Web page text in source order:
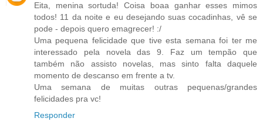
Eita, menina sortuda! Coisa boaa ganhar esses mimos
todos! 11 da noite e eu desejando suas cocadinhas, vê se
pode - depois quero emagrecer! :/
Uma pequena felicidade que tive esta semana foi ter me
interessado pela novela das 9. Faz um tempão que
também não assisto novelas, mas sinto falta daquele
momento de descanso em frente a tv.
Uma semana de muitas outras pequenas/grandes
felicidades pra vc!
Responder